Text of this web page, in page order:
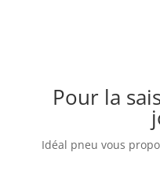
Pour la
Idéal pneu vous